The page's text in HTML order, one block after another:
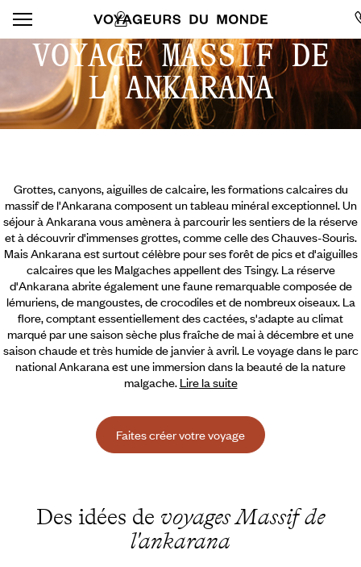
VOYAGE MASSIF DE
L'ANKARANA
Grottes, canyons, aiguilles de calcaire, les formations calcaires du
massif de l'Ankarana composent un tableau minéral exceptionnel. Un
séjour à Ankarana vous amènera à parcourir les sentiers de la réserve
et à découvrir d'immenses grottes, comme celle des Chauves-Souris.
Mais Ankarana est surtout célèbre pour ses forêt de pics et d'aiguilles
calcaires que les Malgaches appellent des Tsingy. La réserve
d'Ankarana abrite également une faune remarquable composée de
lémuriens, de mangoustes, de crocodiles et de nombreux oiseaux. La
flore, comptant essentiellement des cactées, s'adapte au climat
marquépar une saison sèche plus fraîche de mai à décembre et une
saison chaude et très humide de janvier à avril. Le voyage dans le parc
national Ankarana est une immersion dans la beauté de la nature
malgache. Lire la suite
Faites créer votre voyage
Des idées de voyages Massif de
l'ankarana